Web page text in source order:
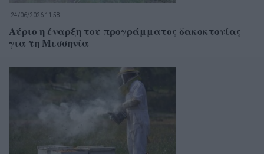
24/06/2026 11:58
Αύριο η έναρξη του προγράμματος δακοκτονίας
για τη Μεσσηνία